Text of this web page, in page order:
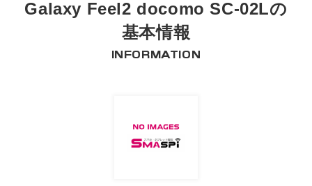
Galaxy Feel2 docomo SC-02Lの
基本情報
INFORMATION